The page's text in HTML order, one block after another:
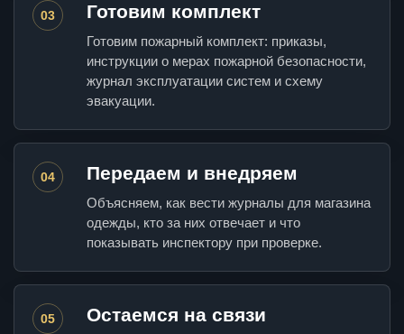
03 Готовим комплект
Готовим пожарный комплект: приказы,
инструкции о мерах пожарной безопасности,
журнал эксплуатации систем и схему
эвакуации.
04 Передаем и внедряем
Объясняем, как вести журналы для магазина
одежды, кто за них отвечает и что
показывать инспектору при проверке.
05 Остаемся на связи